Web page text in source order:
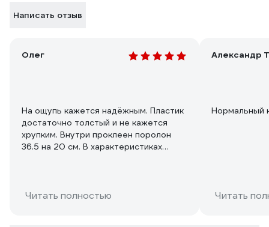
Написать отзыв
Олег
На ощупь кажется надёжным. Пластик
достаточно толстый и не кажется
хрупким. Внутри проклеен поролон
36.5 на 20 см. В характеристиках
В боксе для мелочей 6-ть
Читать полностью
Александр
Нормальный
Читать